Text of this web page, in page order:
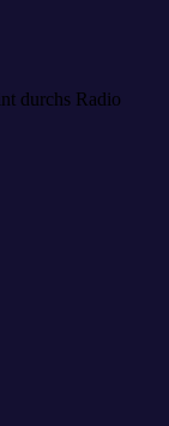
durchs Radio